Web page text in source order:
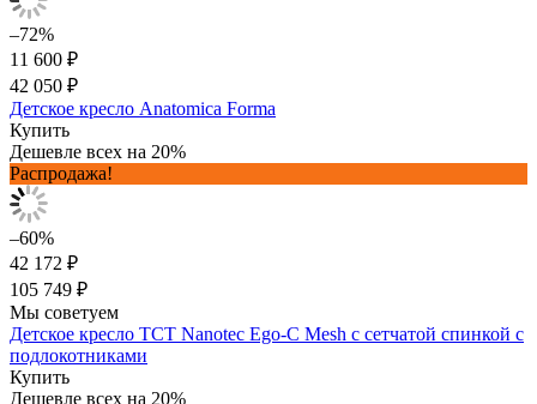
–72%
11 600 ₽
42 050 ₽
Детское кресло Anatomica Forma
Купить
Дешевле всех на 20%
Распродажа!
–60%
42 172 ₽
105 749 ₽
Мы советуем
Детское кресло TCT Nanotec Ego-C Mesh с сетчатой спинкой с
подлокотниками
Купить
Дешевле всех на 20%